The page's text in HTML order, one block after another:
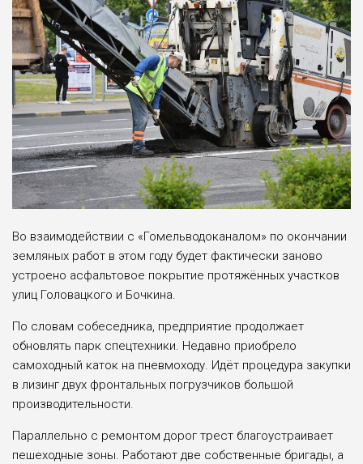
Во взаимодействии с «Гомельводоканалом» по окончании
земляных работ в этом году будет фактически заново
устроено асфальтовое покрытие протяжённых участков
улиц Головацкого и Бочкина.
По словам собеседника, предприятие продолжает
обновлять парк спецтехники. Недавно приобрело
самоходный каток на пневмоходу. Идёт процедура закупки
в лизинг двух фронтальных погрузчиков большой
производительности.
Параллельно с ремонтом дорог трест благоустраивает
пешеходные зоны. Работают две собственные бригады, а